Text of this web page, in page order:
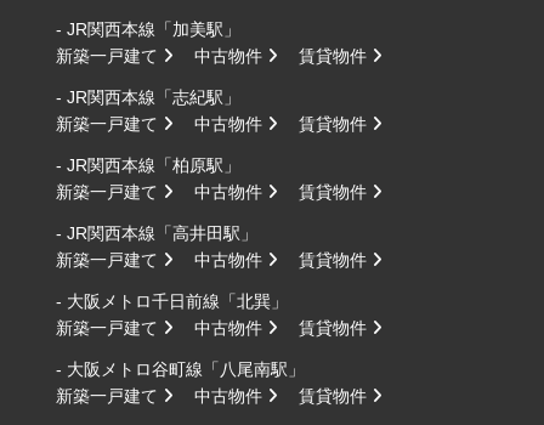
- JR関西本線「加美駅」
新築一戸建て
中古物件 賃貸物件
- JR関西本線「志紀駅」
新築一戸建て
中古物件 賃貸物件
- JR関西本線「柏原駅」
新築一戸建て
中古物件 賃貸物件
- JR関西本線「高井田駅」
新築一戸建て
中古物件 賃貸物件
- 大阪メトロ千日前線「北巽」
新築一戸建て
中古物件 賃貸物件
- 大阪メトロ谷町線「八尾南駅」
新築一戸建て
中古物件 賃貸物件